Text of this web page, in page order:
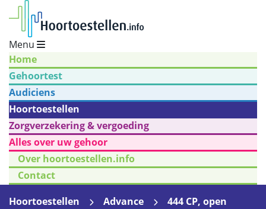
Menu
Home
Gehoortest
Audiciens
Hoortoestellen
Zorgverzekering & vergoeding
Alles over uw gehoor
Over hoortoestellen.info
Contact
Hoortoestellen
Advance
444 CP, open